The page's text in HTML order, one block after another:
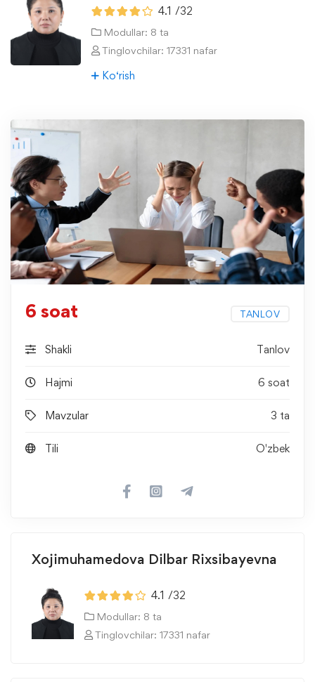
4.1 /32
Modullar: 8 ta
Tinglovchilar: 17331 nafar
Ko‘rish
6 soat TANLOV
Shakli Tanlov
Hajmi 6 soat
Mavzular 3 ta
Tili O'zbek
Xojimuhamedova Dilbar Rixsibayevna
4.1 /32
Modullar: 8 ta
Tinglovchilar: 17331 nafar